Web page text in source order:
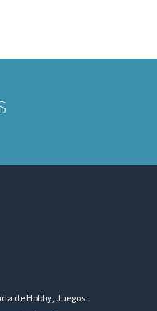
de Hobby, Juegos